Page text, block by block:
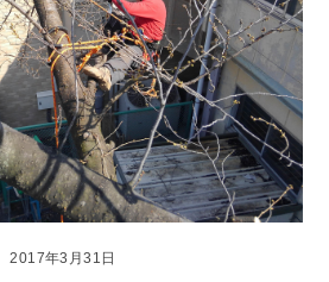
2017年3月31日